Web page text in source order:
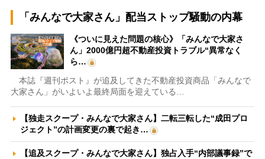
「みんなで大家さん」配当ストップ騒動の内幕
《ついに見えた問題の核心》「みんなで大家さ
ん」2000億円超不動産投資トラブル“異常なく
ら…
本誌『週刊ポスト』が追及してきた不動産投資商品「みんなで
大家さん」がいよいよ最終局面を迎えている…
【独走スクープ・みんなで大家さん】二転三転した“成田プロ
ジェクト”の計画変更の裏で起き…
【追及スクープ・みんなで大家さん】独占入手“内部議事録”で